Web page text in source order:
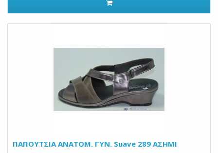
ΠΑΠΟΥΤΣΙΑ ANATOM. ΓΥΝ. Suave 289 ΑΣΗΜΙ